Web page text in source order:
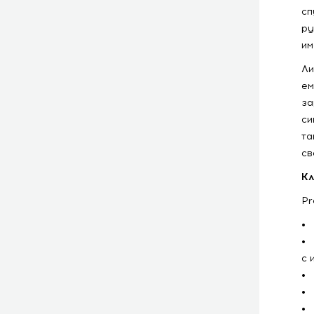
•
•
с
•
•
•